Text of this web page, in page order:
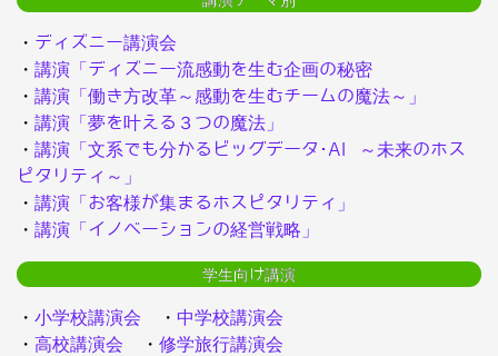
・ ディズニー講演会
・ 講演「ディズニー流感動を生む企画の秘密
・ 講演「働き方改革～感動を生むチームの魔法～」
・ 講演「夢を叶える３つの魔法」
・ 講演「文系でも分かるビッグデータ･AI ～未来のホス
ピタリティ～」
・ 講演「お客様が集まるホスピタリティ」
・ 講演「イノベーションの経営戦略」
学生向け講演
・ 小学校講演会 ・ 中学校講演会
・ 高校講演会 ・ 修学旅行講演会